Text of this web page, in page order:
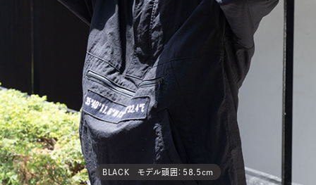
BLACK モデル頭囲：58.5cm